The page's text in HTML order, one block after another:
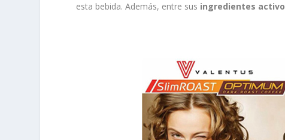
esta bebida. Además, entre sus ingredientes